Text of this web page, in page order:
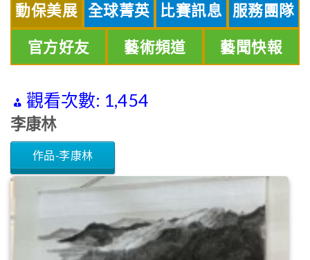
動保美展 全球菁英 比賽訊息 服務團隊
官方好友 藝術頻道 藝聞快報
觀看次數: 1,454
李康林
作品-李康林